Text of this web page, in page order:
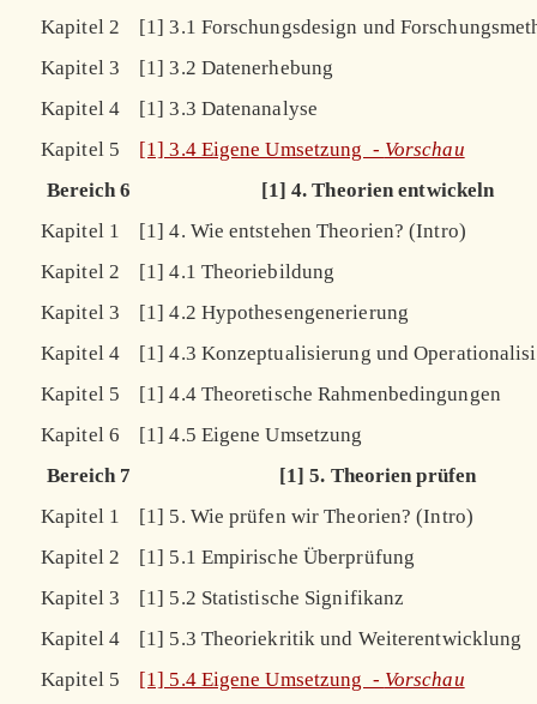
Kapitel 2
[1] 3.1 Forschungsdesign und
Kapitel 3
[1] 3.2 Datenerhebung
Kapitel 4
[1] 3.3 Datenanalyse
Kapitel 5
[1] 3.4 Eigene Umsetzung - Vorschau
Bereich 6
[1] 4. Theorien entwickeln
Kapitel 1
[1] 4. Wie entstehen Theorien? (Intro)
Kapitel 2
[1] 4.1 Theoriebildung
Kapitel 3
[1] 4.2 Hypothesengenerierung
Kapitel 4
[1] 4.3 Konzeptualisierung und
Kapitel 5
[1] 4.4 Theoretische Rahmenbedingungen
Kapitel 6
[1] 4.5 Eigene Umsetzung
Bereich 7
[1] 5. Theorien prüfen
Kapitel 1
[1] 5. Wie prüfen wir Theorien? (Intro)
Kapitel 2
[1] 5.1 Empirische Überprüfung
Kapitel 3
[1] 5.2 Statistische Signifikanz
Kapitel 4
[1] 5.3 Theoriekritik und Weiterentwicklung
Kapitel 5
[1] 5.4 Eigene Umsetzung - Vorschau